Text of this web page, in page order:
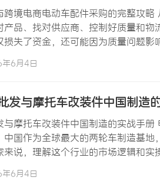
跨境电商电动车配件采购的完整攻
产品、找对供应商、控制好质量和
损失了资金，还可能因为质量问题
托车的市场份额在逐步被电动车蚕食
6月4日
发与摩托车改装件中国制造
与摩托车改装件中国制造的实战手
中国作为全球最大的两轮车制造基
来说，理解这个行业的市场逻辑和
国两轮车配件产业经过数十年的发
6月4日